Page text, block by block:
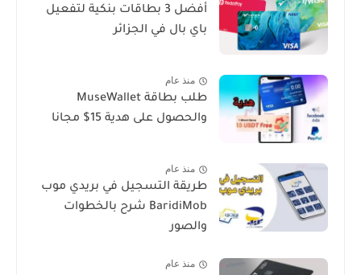
أفضل 3 بطاقات بنكية لتفعيل
باي بال في الجزائر
منذ عام
طلب بطاقة MuseWallet
والحصول على هدية 15$ مجانا
منذ عام
طريقة التسجيل في بريدي موب
BaridiMob شرح بالخطوات
والصور
منذ عام